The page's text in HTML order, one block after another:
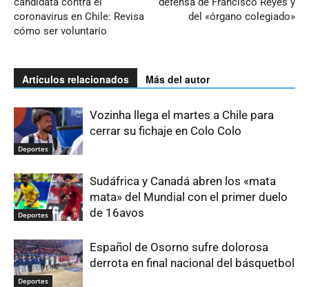
coronavirus en Chile: Revisa
cómo ser voluntario
del «órgano colegiado»
Artículos relacionados Más del autor
Deportes
Vozinha llega el martes a Chile para
cerrar su fichaje en Colo Colo
Deportes
Sudáfrica y Canadá abren los «mata
mata» del Mundial con el primer duelo
de 16avos
Deportes
Español de Osorno sufre dolorosa
derrota en final nacional del básquetbol